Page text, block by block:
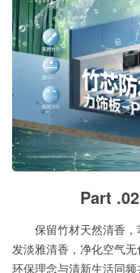
Part
保留竹材天然清香
发淡雅清香，净化空气
环保理念与清新生活同频